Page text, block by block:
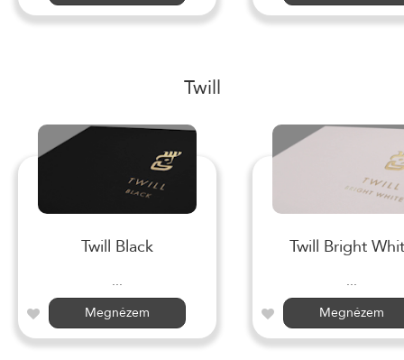
Twill
Twill Black
...
Megnézem
Twill Bright
...
Megnézem